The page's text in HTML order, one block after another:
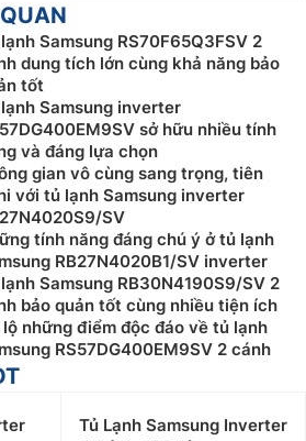
Samsung RS70F65Q3FSV 2
dung tích lớn cùng khả năng bảo
tốt
Samsung inverter
sở hữu nhiều tính
và đáng lựa chọn
gian vô cùng sang trọng, tiên
với tủ lạnh Samsung inverter
SV
tính năng đáng chú ý ở tủ lạnh
RB27N4020B1/SV inverter
Samsung RB30N4190S9/SV 2
bảo quản tốt cùng nhiều tiện ích
lộ những điểm độc đáo về tủ lạnh
RS57DG400EM9SV 2 cánh
Tủ Lạnh Samsung Inverter